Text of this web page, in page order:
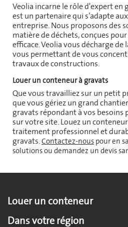
Veolia incarne le rôle d'expert en
est un partenaire qui s’adapte
entreprise. Nous proposons des
matière de déchets, conçues
efficace. Veolia vous décharge de
vous permettant de vous
travaux de constructions.
Louer un conteneur à gravats
Que vous travailliez sur un petit
que vous gériez un grand
gravats répondant à vos
sur votre site. Louez un
traitement professionnel et
gravats.Contactez-nouspour en
solutions ou demandez un devis
Louer un conteneur
Dans votre région